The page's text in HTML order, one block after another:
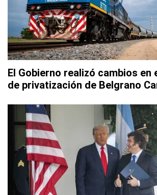
El Gobierno realizó cambios en
de privatización de Belgrano